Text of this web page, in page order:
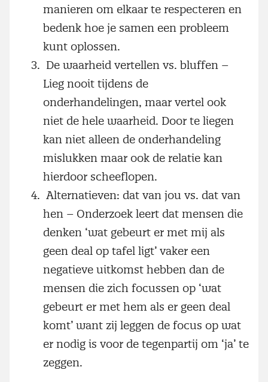
manieren om elkaar te respecteren en
bedenk hoe je samen een probleem
kunt oplossen.
De waarheid vertellen vs. bluffen –
Lieg nooit tijdens de
onderhandelingen, maar vertel ook
niet de hele waarheid. Door te liegen
kan niet alleen de onderhandeling
mislukken maar ook de relatie kan
hierdoor scheeflopen.
Alternatieven: dat van jou vs. dat van
hen – Onderzoek leert dat mensen die
denken ‘wat gebeurt er met mij als
geen deal op tafel ligt’ vaker een
negatieve uitkomst hebben dan de
mensen die zich focussen op ‘wat
gebeurt er met hem als er geen deal
komt’ want zij leggen de focus op wat
er nodig is voor de tegenpartij om ‘ja’ te
zeggen.